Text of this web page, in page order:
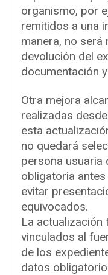
organismo, por
remitidos a una
manera, no será
devolución del
documentación
Otra mejora
realizadas
esta
no quedará
persona usuaria
obligatoria
evitar
equivocados.
La actualización
vinculados al
de los
datos